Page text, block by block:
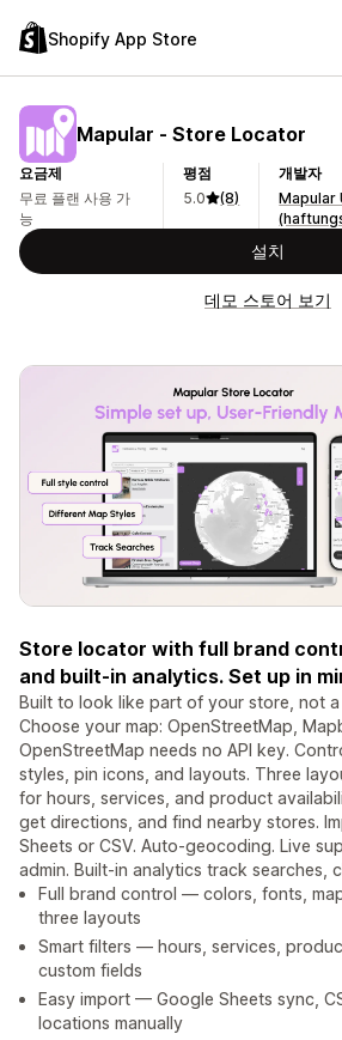
Shopify App Store
Mapular ‑ Store Locator
요금제
무료 플랜 사용 가
능
평점
5.0
(8)
개발자
Mapular
설치
데모 스토어 보기
Store locator with full brand
and built-in analytics. Set up in
Built to look like part of your store, not
Choose your map: OpenStreetMap,
OpenStreetMap needs no API key.
styles, pin icons, and layouts. Three
for hours, services, and product
get directions, and find nearby stores.
Sheets or CSV. Auto-geocoding. Live
admin. Built-in analytics track searches,
Full brand control — colors, fonts,
three layouts
Smart filters — hours, services,
custom fields
Easy import — Google Sheets sync,
locations manually